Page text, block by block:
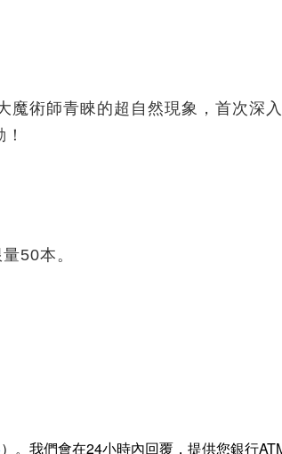
術師青睞的超自然現象，首次深
50本。
）。我們會在24小時內回覆，提供您銀行